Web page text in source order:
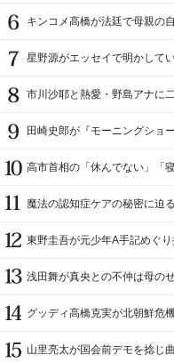
キンコメ高橋が法廷で母親の
星野源がエッセイで明かして
市川沙耶と熱愛・野島アナに
田崎史郎が『モーニングショ
高市首相の「休んでない」「
魔法の認知症ケアの秘密に迫る
東野圭吾が元少年A手記めぐ
浅田舞が真央との不仲は母の
グッディ高橋克実が北朝鮮危
山里亮太が国会前デモを捻じ